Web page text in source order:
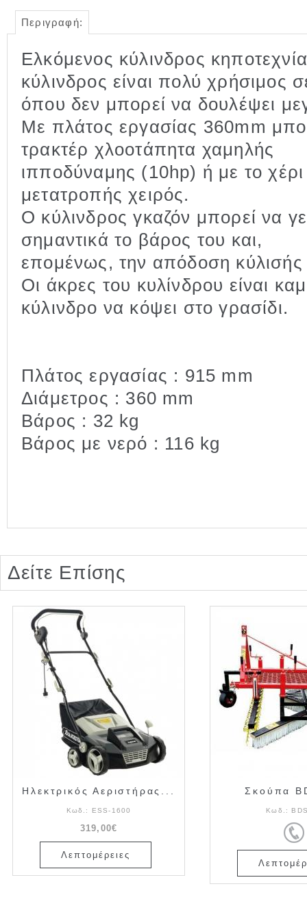
Περιγραφή:
Ελκόμενος κύλινδρος
κύλινδρος είναι πολύ χρήσιμος
όπου δεν μπορεί να δουλέψει
Με πλάτος εργασίας 360mm
τρακτέρ χλοοτάπητα χαμηλής
ιπποδύναμης (10hp) ή με το χέρι
μετατροπής χειρός.
Ο κύλινδρος γκαζόν μπορεί να
σημαντικά το βάρος του και,
επομένως, την απόδοση κύλισής
Οι άκρες του κυλίνδρου είναι
κύλινδρο να κόψει στο γρασίδι.
Πλάτος εργασίας : 915 mm
Διάμετρος : 360 mm
Βάρος : 32 kg
Βάρος με νερό : 116 kg
Δείτε Επίσης
Ηλεκτρικός Αεριστήρας...
Κωδ.: ESS-1600
319,00€
Λεπτομέρειες
Σκούπα
Κωδ.: